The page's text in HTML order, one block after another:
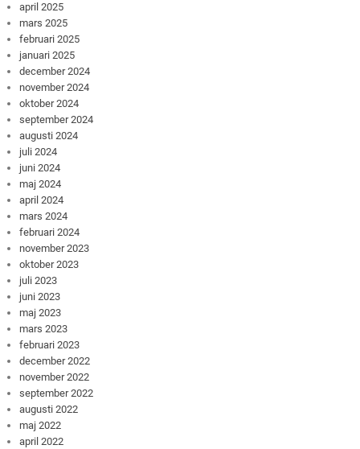
april 2025
mars 2025
februari 2025
januari 2025
december 2024
november 2024
oktober 2024
september 2024
augusti 2024
juli 2024
juni 2024
maj 2024
april 2024
mars 2024
februari 2024
november 2023
oktober 2023
juli 2023
juni 2023
maj 2023
mars 2023
februari 2023
december 2022
november 2022
september 2022
augusti 2022
maj 2022
april 2022